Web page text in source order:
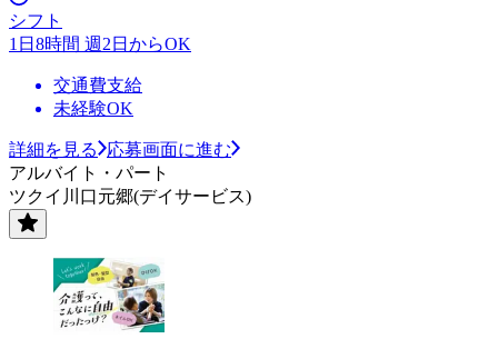
シフト
1日8時間 週2日からOK
交通費支給
未経験OK
詳細を見る
応募画面に進む
アルバイト・パート
ツクイ川口元郷(デイサービス)